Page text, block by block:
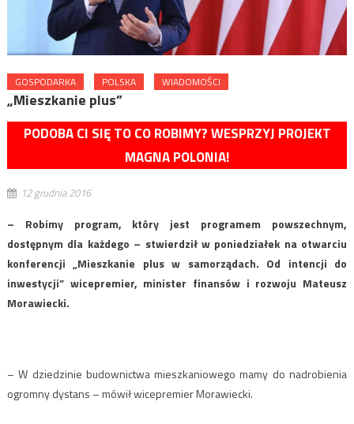
GOSPODARKA POLSKA WIADOMOŚCI
„Mieszkanie plus”
PODOBA CI SIĘ TO CO ROBIMY? WESPRZYJ PROJEKT
MAGNA POLONIA!
12 grudnia 2016
– Robimy program, który jest programem powszechnym,
dostępnym dla każdego – stwierdził w poniedziałek na otwarciu
konferencji „Mieszkanie plus w samorządach. Od intencji do
inwestycji” wicepremier, minister finansów i rozwoju Mateusz
Morawiecki.
– W dziedzinie budownictwa mieszkaniowego mamy do nadrobienia
ogromny dystans – mówił wicepremier Morawiecki.